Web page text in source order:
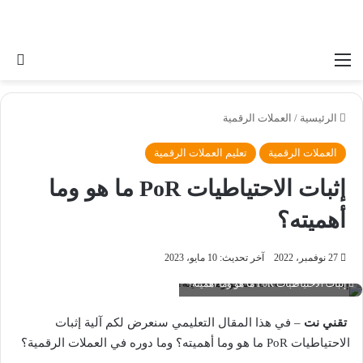
القائمة
الرئيسية / العملات الرقمية
العملات الرقمية تعليم العملات الرقمية
إثبات الاحتياطيات PoR ما هو وما
أهميته؟
27 نوفمبر، 2022 آخر تحديث: 10 مايو، 2023
إثبات الاحتياطيات PoR ما هو وما أهميته؟
تقني نت – في هذا المقال التعليمي سنعرض لكم آلية إثبات
الاحتياطيات PoR ما هو وما أهميته؟ وما دوره في العملات الرقمية؟